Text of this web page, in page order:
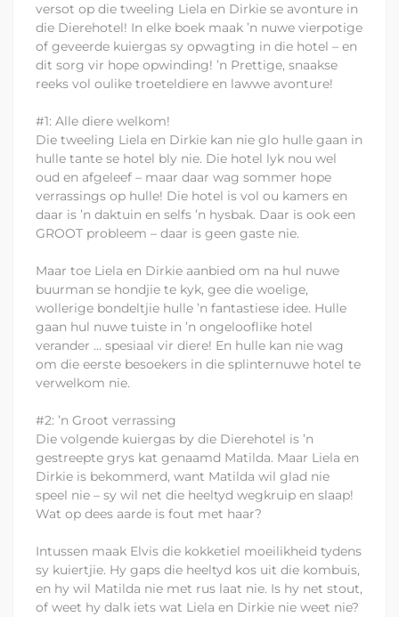
versot op die tweeling Liela en Dirkie se avonture in
die Dierehotel! In elke boek maak ’n nuwe vierpotige
of geveerde kuiergas sy opwagting in die hotel – en
dit sorg vir hope opwinding! ’n Prettige, snaakse
reeks vol oulike troeteldiere en lawwe avonture!
#1: Alle diere welkom!
Die tweeling Liela en Dirkie kan nie glo hulle gaan in
hulle tante se hotel bly nie. Die hotel lyk nou wel
oud en afgeleef – maar daar wag sommer hope
verrassings op hulle! Die hotel is vol ou kamers en
daar is ’n daktuin en selfs ’n hysbak. Daar is ook een
GROOT probleem – daar is geen gaste nie.
Maar toe Liela en Dirkie aanbied om na hul nuwe
buurman se hondjie te kyk, gee die woelige,
wollerige bondeltjie hulle ’n fantastiese idee. Hulle
gaan hul nuwe tuiste in ’n ongelooflike hotel
verander ... spesiaal vir diere! En hulle kan nie wag
om die eerste besoekers in die splinternuwe hotel te
verwelkom nie.
#2: ’n Groot verrassing
Die volgende kuiergas by die Dierehotel is ’n
gestreepte grys kat genaamd Matilda. Maar Liela en
Dirkie is bekommerd, want Matilda wil glad nie
speel nie – sy wil net die heeltyd wegkruip en slaap!
Wat op dees aarde is fout met haar?
Intussen maak Elvis die kokketiel moeilikheid tydens
sy kuiertjie. Hy gaps die heeltyd kos uit die kombuis,
en hy wil Matilda nie met rus laat nie. Is hy net stout,
of weet hy dalk iets wat Liela en Dirkie nie weet nie?